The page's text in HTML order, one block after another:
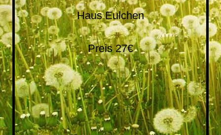
Haus Eulchen
Preis 27€